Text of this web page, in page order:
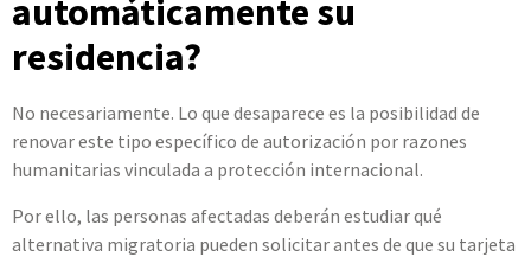
automáticamente su
residencia?
No necesariamente. Lo que desaparece es la posibilidad de
renovar este tipo específico de autorización por razones
humanitarias vinculada a protección internacional.
Por ello, las personas afectadas deberán estudiar qué
alternativa migratoria pueden solicitar antes de que su tarjeta